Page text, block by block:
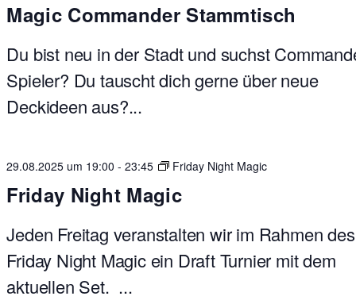
Magic Commander Stammtisch
Du bist neu in der Stadt und suchst
Spieler? Du tauscht dich gerne über neue
Deckideen aus?...
29.08.2025 um 19:00 -23:45 Friday Night Magic
Friday Night Magic
Jeden Freitag veranstalten wir im Rahmen des
Friday Night Magic ein Draft Turnier mit dem
aktuellen Set. ...